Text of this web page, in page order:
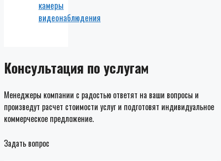
камеры
видеонаблюдения
Консультация по услугам
Менеджеры компании с радостью ответят на ваши вопросы и
произведут расчет стоимости услуг и подготовят индивидуальное
коммерческое предложение.
Задать вопрос